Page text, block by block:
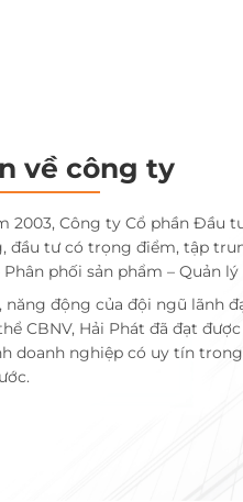
về công ty
2003, Công ty Cổ phần Đầu
đầu tư có trọng điểm, tập
phối sản phẩm – Quản
năng động của đội ngũ lãnh
CBNV, Hải Phát đã đạt
doanh nghiệp có uy tín